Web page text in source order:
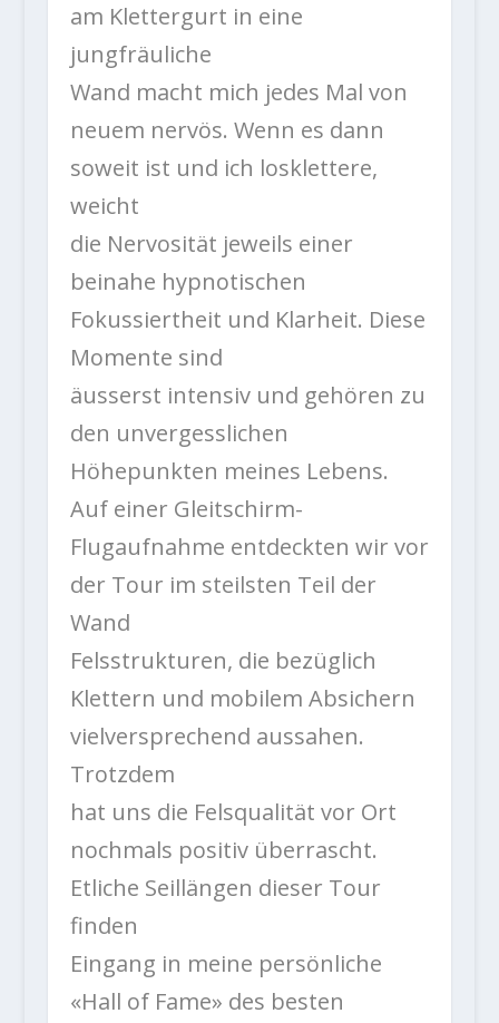
am Klettergurt in eine
jungfräuliche
Wand macht mich jedes Mal von
neuem nervös. Wenn es dann
soweit ist und ich losklettere,
weicht
die Nervosität jeweils einer
beinahe hypnotischen
Fokussiertheit und Klarheit. Diese
Momente sind
äusserst intensiv und gehören zu
den unvergesslichen
Höhepunkten meines Lebens.
Auf einer Gleitschirm-
Flugaufnahme entdeckten wir vor
der Tour im steilsten Teil der
Wand
Felsstrukturen, die bezüglich
Klettern und mobilem Absichern
vielversprechend aussahen.
Trotzdem
hat uns die Felsqualität vor Ort
nochmals positiv überrascht.
Etliche Seillängen dieser Tour
finden
Eingang in meine persönliche
«Hall of Fame» des besten